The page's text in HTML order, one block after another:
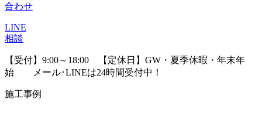
合わせ
LINE
相談
【受付】9:00～18:00 【定休日】GW・夏季休暇・年末年
始 メール･LINEは24時間受付中！
施工事例